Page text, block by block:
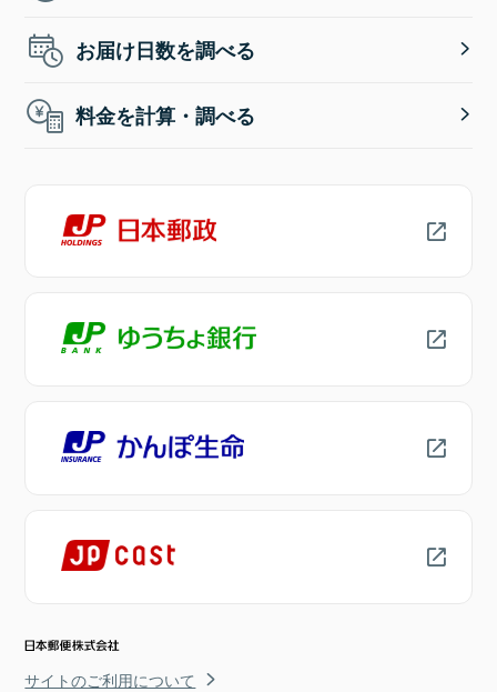
お届け日数を調べる
料金を計算・調べる
サイトのご利用について